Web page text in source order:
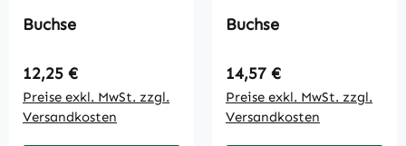
Buchse
Regulärer Preis:
12,25 €
Preise exkl. MwSt. zzgl.
Versandkosten
Buchse
Regulärer Preis:
14,57 €
Preise exkl. MwSt. zzgl.
Versandkosten